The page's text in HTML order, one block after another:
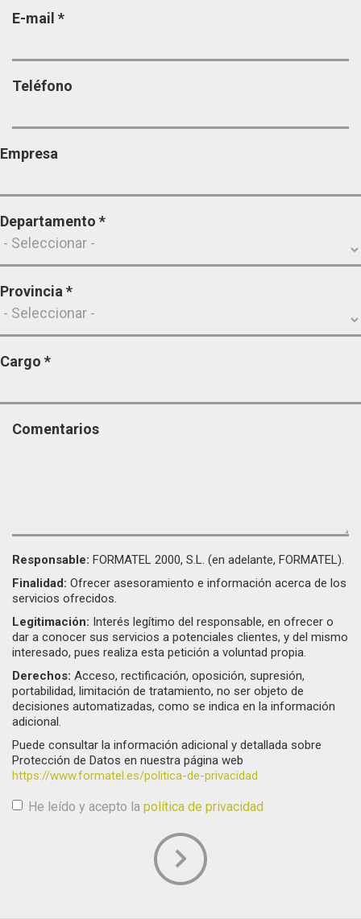
E-mail *
Teléfono
Empresa
Departamento *
Provincia *
Cargo *
Comentarios
Responsable: FORMATEL 2000, S.L. (en adelante, FORMATEL).
Finalidad: Ofrecer asesoramiento e información acerca de los
servicios ofrecidos.
Legitimación: Interés legítimo del responsable, en ofrecer o
dar a conocer sus servicios a potenciales clientes, y del mismo
interesado, pues realiza esta petición a voluntad propia.
Derechos: Acceso, rectificación, oposición, supresión,
portabilidad, limitación de tratamiento, no ser objeto de
decisiones automatizadas, como se indica en la información
adicional.
Puede consultar la información adicional y detallada sobre
Protección de Datos en nuestra página web
https://www.formatel.es/politica-de-privacidad
He leído y acepto la política de privacidad
Aceptación de condiciones